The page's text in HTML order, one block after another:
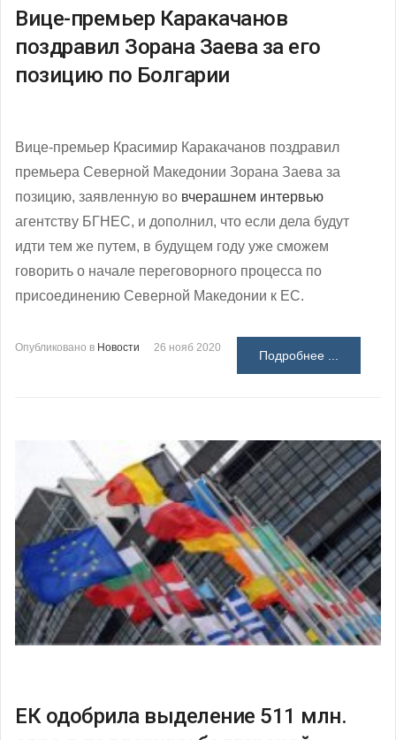
Вице-премьер Каракачанов
поздравил Зорана Заева за его
позицию по Болгарии
Вице-премьер Красимир Каракачанов поздравил
премьера Северной Македонии Зорана Заева за
позицию, заявленную во вчерашнем интервью
агентству БГНЕС, и дополнил, что если дела будут
идти тем же путем, в будущем году уже сможем
говорить о начале переговорного процесса по
присоединению Северной Македонии к ЕС.
Опубликовано в Новости 26 нояб 2020
Подробнее ...
ЕК одобрила выделение 511 млн.